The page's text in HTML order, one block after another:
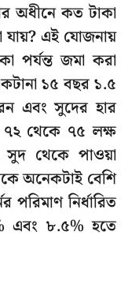
অধীনে কত টাকা
যায়? এই যোজনায়
পর্যন্ত জমা করা
১৫ বছর ১.৫
এবং সুদের হার
থেকে ৭৫ লক্ষ
সুদ থেকে পাওয়া
অনেকটাই বেশি
পরিমাণ নির্ধারিত
এবং ৮.৫% হতে